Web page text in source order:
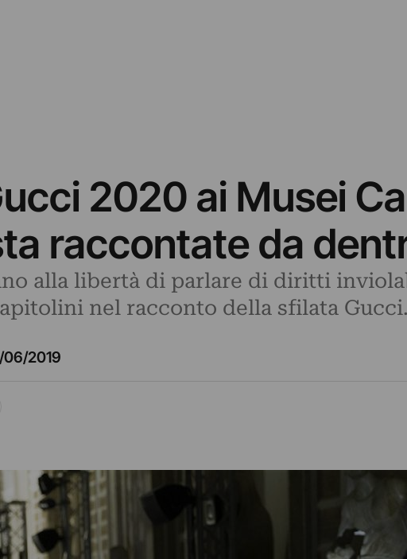
2020 ai Musei
raccontate da
alla libertà di parlare di diritti
nel racconto della sfilata Gucci.
06/2019